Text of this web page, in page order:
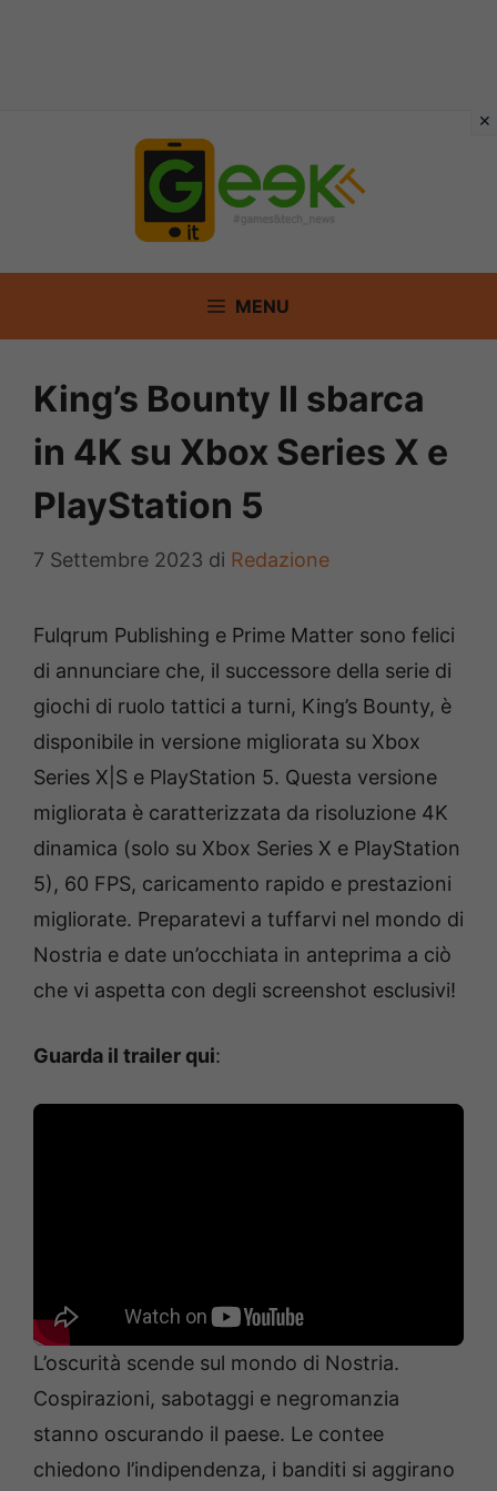
MENU
King’s Bounty II sbarca
in 4K su Xbox Series X e
PlayStation 5
7 Settembre 2023 di Redazione
Fulqrum Publishing e Prime Matter sono felici
di annunciare che, il successore della serie di
giochi di ruolo tattici a turni, King’s Bounty, è
disponibile in versione migliorata su Xbox
Series X|S e PlayStation 5. Questa versione
migliorata è caratterizzata da risoluzione 4K
dinamica (solo su Xbox Series X e PlayStation
5), 60 FPS, caricamento rapido e prestazioni
migliorate. Preparatevi a tuffarvi nel mondo di
Nostria e date un’occhiata in anteprima a ciò
che vi aspetta con degli screenshot esclusivi!
Guarda il trailer qui:
L’oscurità scende sul mondo di Nostria.
Cospirazioni, sabotaggi e negromanzia
stanno oscurando il paese. Le contee
chiedono l’indipendenza, i banditi si aggirano